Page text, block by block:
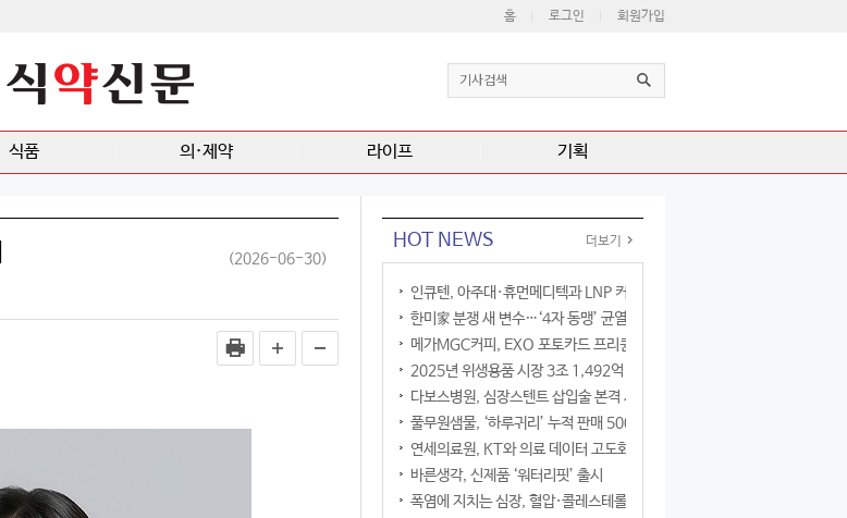
홈 로그인 회원가입
식품 의·제약 라이프 기획
(2026-06-30)
HOT NEWS 더보기
인큐텐, 아주대·휴먼메디텍과 LNP 커큐민 공동연구
한미家 분쟁 새 변수…‘4자 동맹’ 균열 현실화
메가MGC커피, EXO 포토카드 프리퀀시 이벤트
2025년 위생용품 시장 3조 1,492억 원
다보스병원, 심장스텐트 삽입술 본격 시행
풀무원샘물, ‘하루귀리’ 누적 판매 500만 병 돌파
연세의료원, KT와 의료 데이터 고도화 협력
바른생각, 신제품 ‘워터리핏’ 출시
폭염에 지치는 심장, 혈압·콜레스테롤만 챙기면 될까?